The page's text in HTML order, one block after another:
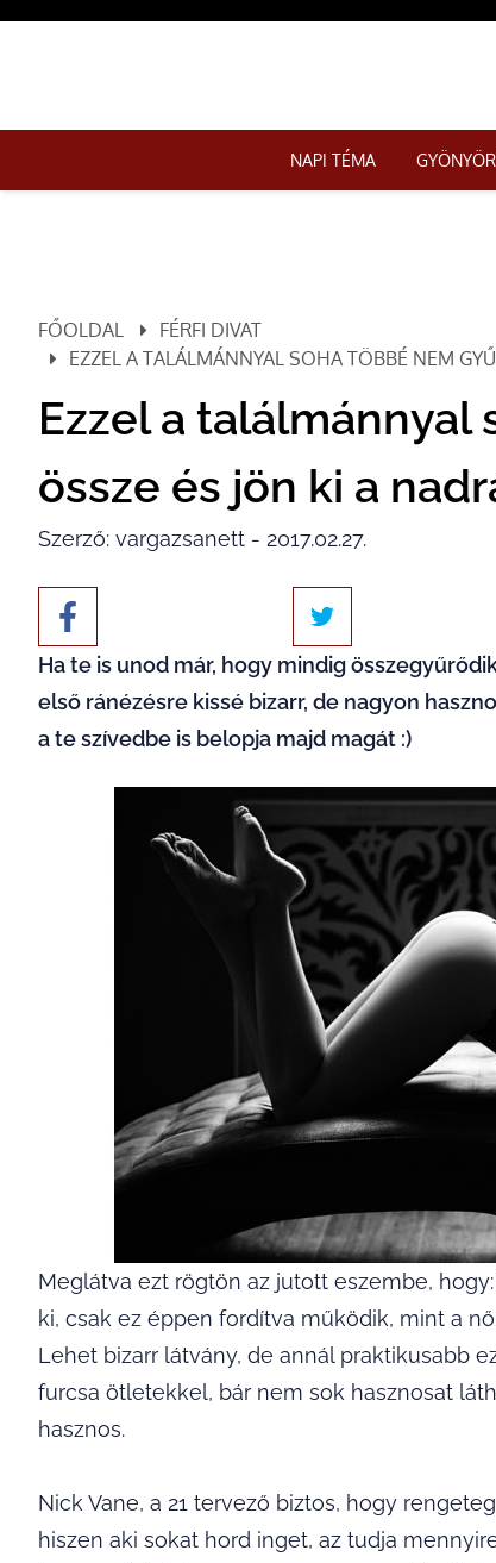
NAPI TÉMA
FŐOLDAL
FÉRFI DIVAT
EZZEL A TALÁLMÁNNYAL SOHA TÖBBÉ NEM
Ezzel a
össze és jön ki a
Szerző: vargazsanett - 2017.02.27.
Ha te is unod már, hogy mindig
első ránézésre kissé bizarr, de nagyon
a te szívedbe is belopja majd magát :)
Meglátva ezt rögtön az jutott eszembe,
ki, csak ez éppen fordítva működik, mint a
Lehet bizarr látvány, de annál praktikusabb
furcsa ötletekkel, bár nem sok hasznosat
hasznos.
Nick Vane, a 21 tervező biztos, hogy
hiszen aki sokat hord inget, az tudja